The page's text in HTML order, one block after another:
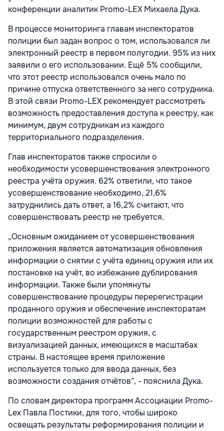
конференции аналитик Promo-LEX Михаела Дука.
В процессе мониторинга главам инспекторатов
полиции был задан вопрос о том, использовался ли
электронный реестр в первом полугодии. 95% из них
заявили о его использовании. Ещё 5% сообщили,
что этот реестр использовался очень мало по
причине отпуска ответственного за него сотрудника.
В этой связи Promo-LEX рекомендует рассмотреть
возможность предоставления доступа к реестру, как
минимум, двум сотрудникам из каждого
территориального подразделения.
Глав инспекторатов также спросили о
необходимости усовершенствования электронного
реестра учёта оружия. 62% ответили, что такое
усовершенствование необходимо, 21,6%
затруднились дать ответ, а 16,2% считают, что
совершенствовать реестр не требуется.
„Основным ожиданием от усовершенствования
приложения является автоматизация обновления
информации о снятии с учёта единиц оружия или их
постановке на учёт, во избежание дублирования
информации. Также были упомянуты
совершенствование процедуры перерегистрации
проданного оружия и обеспечение инспекторатам
полиции возможностей для работы с
государственным реестром оружия, с
визуализацией данных, имеющихся в масштабах
страны. В настоящее время приложение
используется только для ввода данных, без
возможности создания отчётов”, - пояснила Дука.
По словам директора программ Ассоциации Promo-
Lex Павла Постики, для того, чтобы широко
освещать результаты реформирования полиции и